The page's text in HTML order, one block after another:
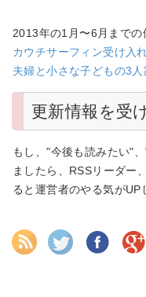
2013年の1月〜6月までの
カウチサーフィン受け入
夫婦と小さな子どもの3人
更新情報を受
もし、"今後も読みたい"
ましたら、RSSリーダー
ると運営者のやる気がUP